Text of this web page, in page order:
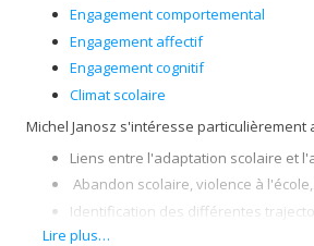
Engagement comportemental
Engagement affectif
Engagement cognitif
Climat scolaire
Michel Janosz s'intéresse
Liens entre l'adaptation scolaire et
Abandon scolaire, violence à
Identification des différentes
rôle de l'environnement scolaire sur
Lire plus…